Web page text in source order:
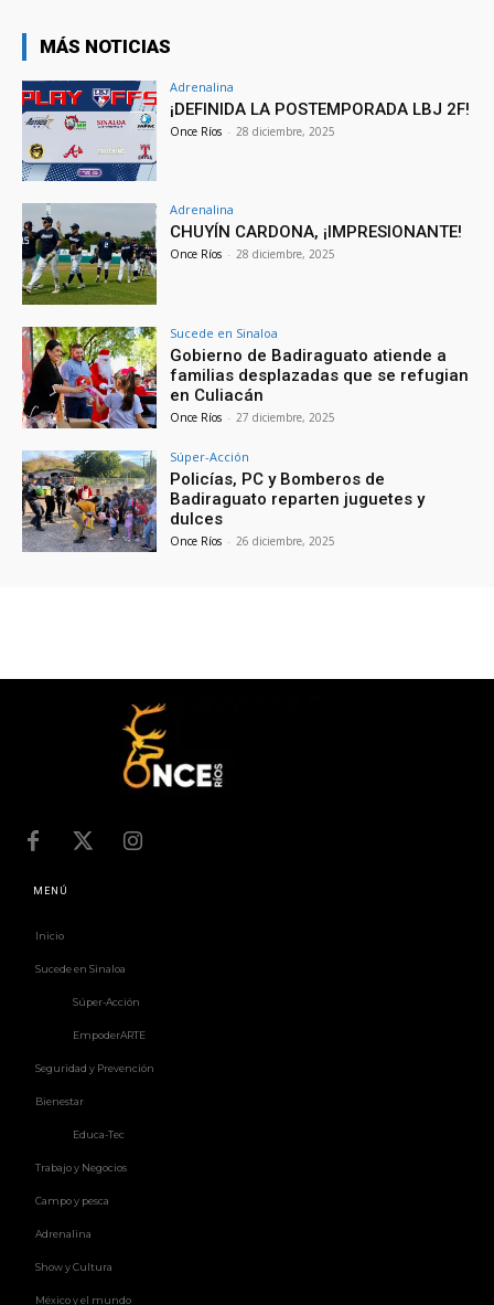
MÁS NOTICIAS
Adrenalina
¡DEFINIDA LA POSTEMPORADA LBJ 2F!
Once Ríos - 28 diciembre, 2025
Adrenalina
CHUYÍN CARDONA, ¡IMPRESIONANTE!
Once Ríos - 28 diciembre, 2025
Sucede en Sinaloa
Gobierno de Badiraguato atiende a
familias desplazadas que se refugian
en Culiacán
Once Ríos - 27 diciembre, 2025
Súper-Acción
Policías, PC y Bomberos de
Badiraguato reparten juguetes y
dulces
Once Ríos - 26 diciembre, 2025
MENÚ
Inicio
Sucede en Sinaloa
Súper-Acción
EmpoderARTE
Seguridad y Prevención
Bienestar
Educa-Tec
Trabajo y Negocios
Campo y pesca
Adrenalina
Show y Cultura
México y el mundo